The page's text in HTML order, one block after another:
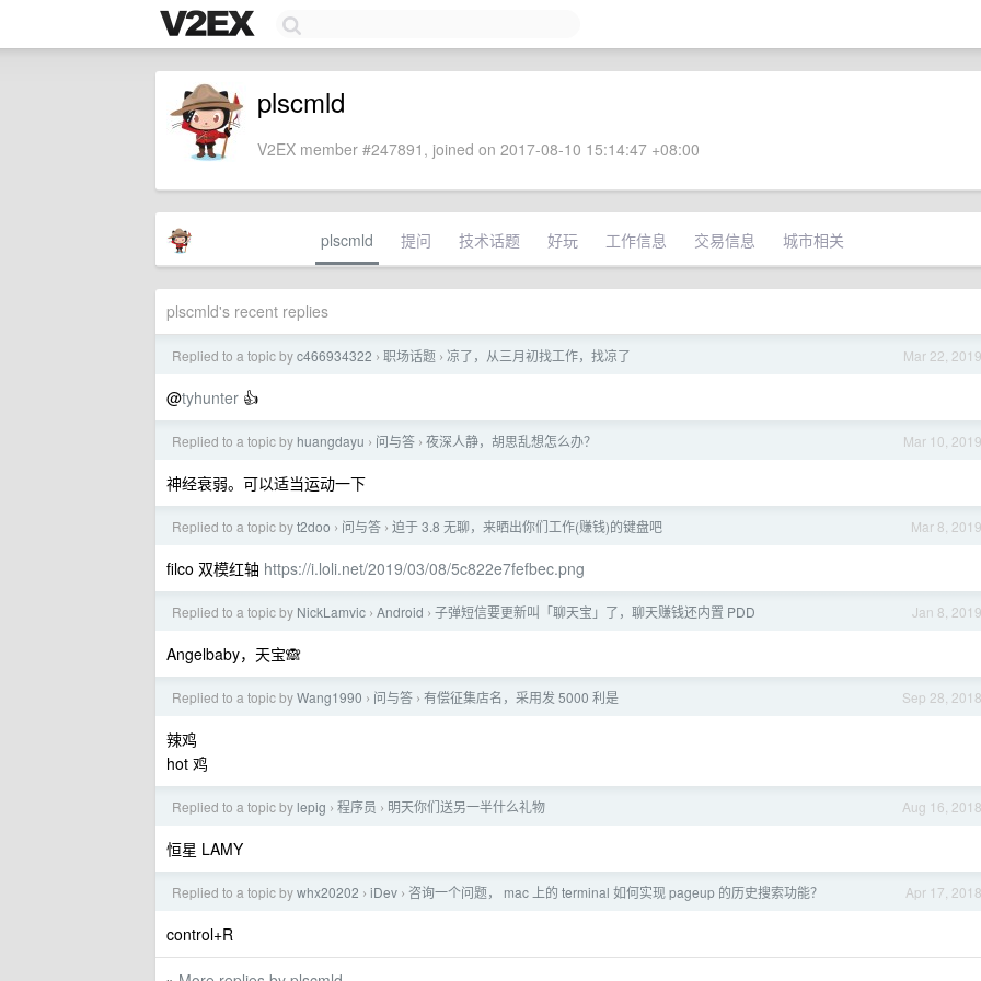
plscmld
V2EX member #247891, joined on 2017-08-10 15:14:47 +08:00
plscmld 提问 技术话题 好玩 工作信息 交易信息 城市相关
plscmld's recent replies
Mar 22, 2019
Replied to a topic byc466934322 › 职场话题 › 凉了，从三月初找工作，找凉了
@tyhunter 👍
Mar 10, 2019
Replied to a topic by huangdayu › 问与答 › 夜深人静，胡思乱想怎么办？
神经衰弱。可以适当运动一下
Mar 8, 2019
Replied to a topic byt2doo › 问与答 › 迫于 3.8 无聊，来晒出你们工作(赚钱)的键盘吧
filco 双模红轴 https://i.loli.net/2019/03/08/5c822e7fefbec.png
Jan 8, 2019
Replied to a topic by NickLamvic › Android › 子弹短信要更新叫「聊天宝」了，聊天赚钱还内置 PDD
Angelbaby，天宝🙈
Sep 28, 2018
Replied to a topic byWang1990 › 问与答 › 有偿征集店名，采用发 5000 利是
辣鸡
hot 鸡
Aug 16, 2018
Replied to a topic by lepig › 程序员 › 明天你们送另一半什么礼物
恒星 LAMY
Apr 17, 2018
Replied to a topic bywhx20202 › iDev › 咨询一个问题， mac 上的 terminal 如何实现 pageup 的历史搜索功能？
control+R